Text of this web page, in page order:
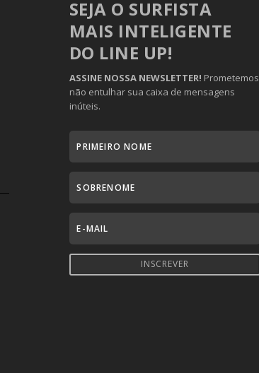
SEJA O SURFISTA
MAIS INTELIGENTE
DO LINE UP!
ASSINE NOSSA NEWSLETTER! Prometemos
não entulhar sua caixa de mensagens
inúteis.
INSCREVER